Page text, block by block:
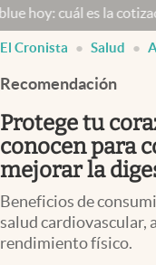
Finanzas y Mercados
Mercados Online
Negocios
Columnistas
Otras secciones
Infotechnology
la cotización del
El Cronista Salud
Recomendación
Protege tu
conocen para
mejorar la
Beneficios de
salud cardiovascular,
rendimiento físico.